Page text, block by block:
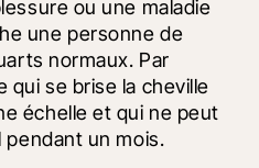
ou une maladie
une personne de
normaux. Par
qui se brise la cheville
échelle et qui ne peut
pendant un mois.